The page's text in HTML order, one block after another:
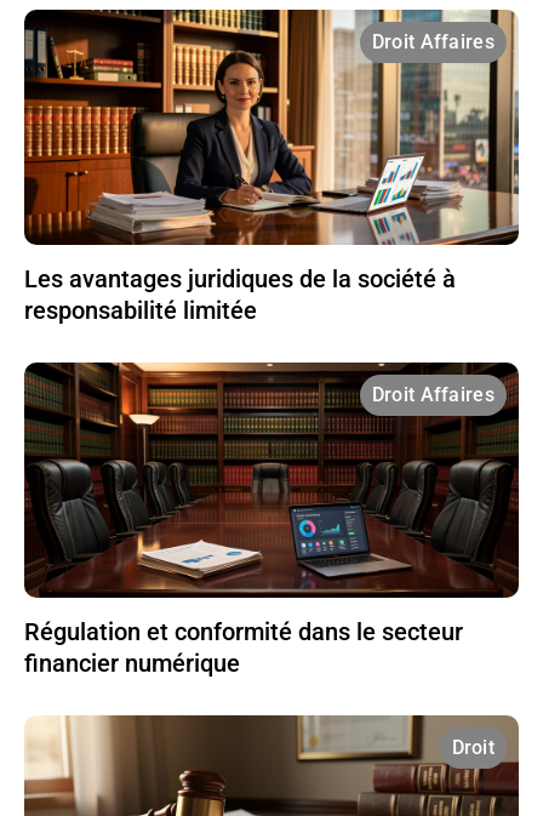
Droit Affaires
Les avantages juridiques de la société à
responsabilité limitée
Droit Affaires
Régulation et conformité dans le secteur
financier numérique
Droit